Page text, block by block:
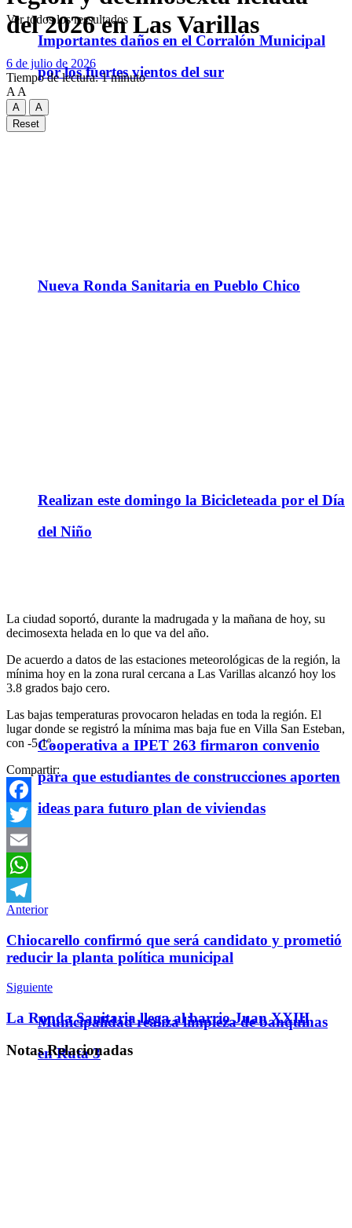
Importantes daños en el Corralón Municipal
por los fuertes vientos del sur
Nueva Ronda Sanitaria en Pueblo Chico
Realizan este domingo la Bicicleteada por el Día
del Niño
Cooperativa a IPET 263 firmaron convenio
para que estudiantes de construcciones aporten
ideas para futuro plan de viviendas
Municipalidad realiza limpieza de banquinas
en Ruta 3
Ver todos los ressultados
del 2026 en Las Varillas
6 de julio de 2026
Tiempo de lectura: 1 minuto
A A
A
A
Reset
La ciudad soportó, durante la madrugada y la mañana de hoy, su
decimosexta helada en lo que va del año.
De acuerdo a datos de las estaciones meteorológicas de la región, la
mínima hoy en la zona rural cercana a Las Varillas alcanzó hoy los
3.8 grados bajo cero.
Las bajas temperaturas provocaron heladas en toda la región. El
lugar donde se registró la mínima mas baja fue en Villa San Esteban,
con -5.1º.
Compartir:
Facebook
Twitter
Email
WhatsApp
Telegram
Anterior
Chiocarello confirmó que será candidato y prometió
reducir la planta política municipal
Siguiente
La Ronda Sanitaria llega al barrio Juan XXIII
NotasRelacionadas